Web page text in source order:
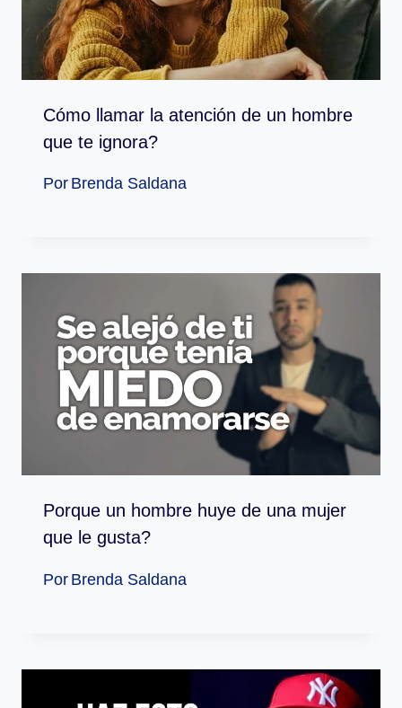
Cómo llamar la atención de un hombre
que te ignora?
Por Brenda Saldana
Porque un hombre huye de una mujer
que le gusta?
Por Brenda Saldana